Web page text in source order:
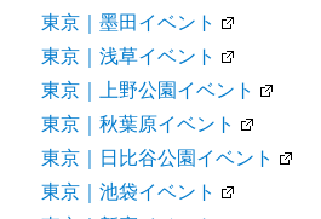
東京｜墨田イベント
東京｜浅草イベント
東京｜上野公園イベント
東京｜秋葉原イベント
東京｜日比谷公園イベント
東京｜池袋イベント